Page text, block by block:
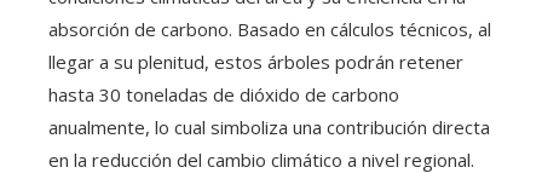
absorción de carbono. Basado en cálculos técnicos, al
llegar a su plenitud, estos árboles podrán retener
hasta 30 toneladas de dióxido de carbono
anualmente, lo cual simboliza una contribución directa
en la reducción del cambio climático a nivel regional.